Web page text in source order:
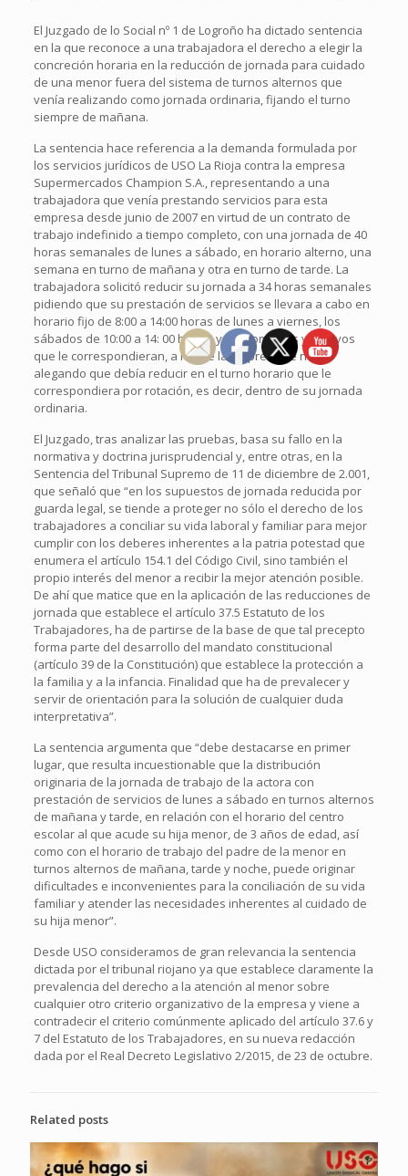
El Juzgado de lo Social nº 1 de Logroño ha dictado sentencia
en la que reconoce a una trabajadora el derecho a elegir la
concreción horaria en la reducción de jornada para cuidado
de una menor fuera del sistema de turnos alternos que
venía realizando como jornada ordinaria, fijando el turno
siempre de mañana.
La sentencia hace referencia a la demanda formulada por
los servicios jurídicos de USO La Rioja contra la empresa
Supermercados Champion S.A., representando a una
trabajadora que venía prestando servicios para esta
empresa desde junio de 2007 en virtud de un contrato de
trabajo indefinido a tiempo completo, con una jornada de 40
horas semanales de lunes a sábado, en horario alterno, una
semana en turno de mañana y otra en turno de tarde. La
trabajadora solicitó reducir su jornada a 34 horas semanales
pidiendo que su prestación de servicios se llevara a cabo en
horario fijo de 8:00 a 14:00 horas de lunes a viernes, los
sábados de 10:00 a 14: 00 horas, y los domingos y festivos
que le correspondieran, a lo que la empresa se negó
alegando que debía reducir en el turno horario que le
correspondiera por rotación, es decir, dentro de su jornada
ordinaria.
El Juzgado, tras analizar las pruebas, basa su fallo en la
normativa y doctrina jurisprudencial y, entre otras, en la
Sentencia del Tribunal Supremo de 11 de diciembre de 2.001,
que señaló que “en los supuestos de jornada reducida por
guarda legal, se tiende a proteger no sólo el derecho de los
trabajadores a conciliar su vida laboral y familiar para mejor
cumplir con los deberes inherentes a la patria potestad que
enumera el artículo 154.1 del Código Civil, sino también el
propio interés del menor a recibir la mejor atención posible.
De ahí que matice que en la aplicación de las reducciones de
jornada que establece el artículo 37.5 Estatuto de los
Trabajadores, ha de partirse de la base de que tal precepto
forma parte del desarrollo del mandato constitucional
(artículo 39 de la Constitución) que establece la protección a
la familia y a la infancia. Finalidad que ha de prevalecer y
servir de orientación para la solución de cualquier duda
interpretativa”.
La sentencia argumenta que “debe destacarse en primer
lugar, que resulta incuestionable que la distribución
originaria de la jornada de trabajo de la actora con
prestación de servicios de lunes a sábado en turnos alternos
de mañana y tarde, en relación con el horario del centro
escolar al que acude su hija menor, de 3 años de edad, así
como con el horario de trabajo del padre de la menor en
turnos alternos de mañana, tarde y noche, puede originar
dificultades e inconvenientes para la conciliación de su vida
familiar y atender las necesidades inherentes al cuidado de
su hija menor”.
Desde USO consideramos de gran relevancia la sentencia
dictada por el tribunal riojano ya que establece claramente la
prevalencia del derecho a la atención al menor sobre
cualquier otro criterio organizativo de la empresa y viene a
contradecir el criterio comúnmente aplicado del artículo 37.6 y
7 del Estatuto de los Trabajadores, en su nueva redacción
dada por el Real Decreto Legislativo 2/2015, de 23 de octubre.
Related posts